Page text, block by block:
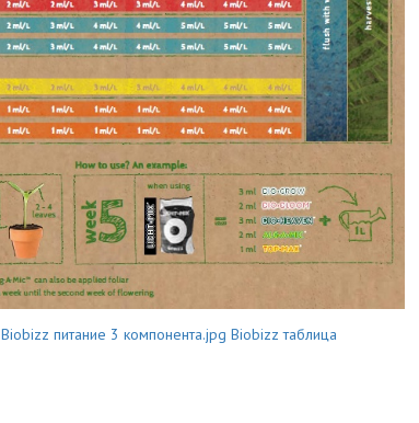
Biobizz питание 3 компонента.jpg Biobizz таблица